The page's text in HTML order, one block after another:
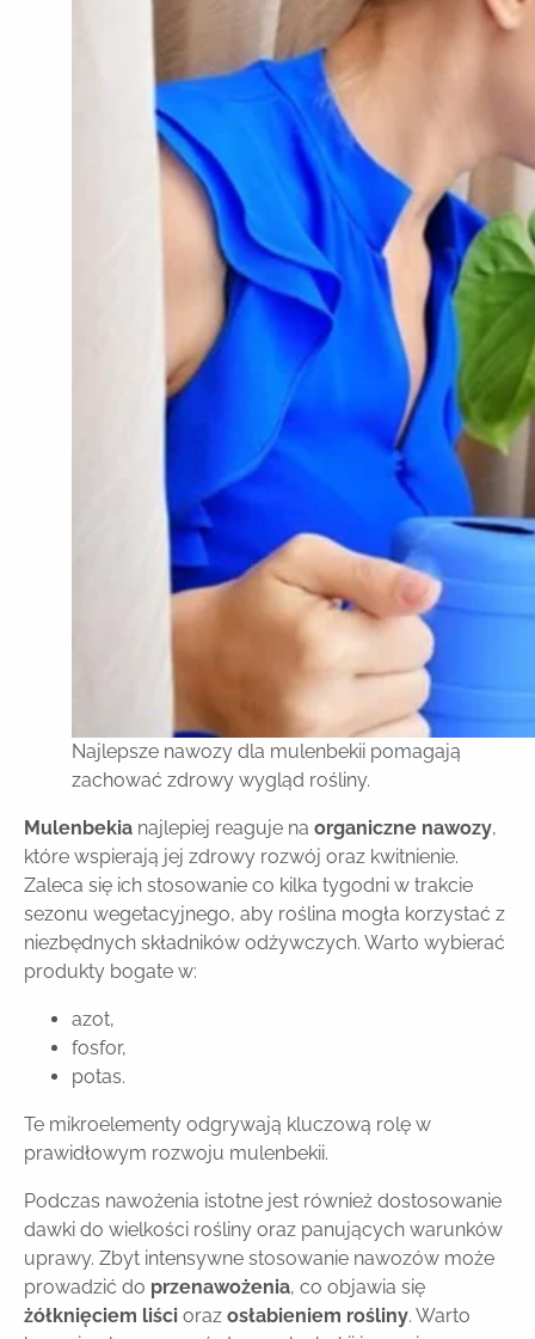
Najlepsze nawozy dla mulenbekii pomagają
zachować zdrowy wygląd rośliny.
Mulenbekia najlepiej reaguje na organiczne nawozy,
które wspierają jej zdrowy rozwój oraz kwitnienie.
Zaleca się ich stosowanie co kilka tygodni w trakcie
sezonu wegetacyjnego, aby roślina mogła korzystać z
niezbędnych składników odżywczych. Warto wybierać
produkty bogate w:
azot,
fosfor,
potas.
Te mikroelementy odgrywają kluczową rolę w
prawidłowym rozwoju mulenbekii.
Podczas nawożenia istotne jest również dostosowanie
dawki do wielkości rośliny oraz panujących warunków
uprawy. Zbyt intensywne stosowanie nawozów może
prowadzić do przenawożenia, co objawia się
żółknięciem liści oraz osłabieniem rośliny. Warto